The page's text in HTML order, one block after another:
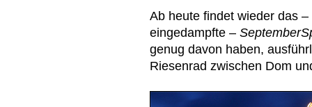
Ab heute findet wieder das
eingedampfte –
genug davon haben,
Riesenrad zwischen Dom